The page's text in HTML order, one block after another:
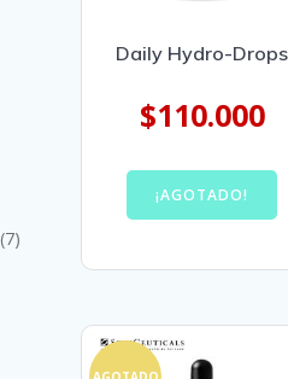
(7)
Daily Hydro-Drops
$110.000
¡AGOTADO!